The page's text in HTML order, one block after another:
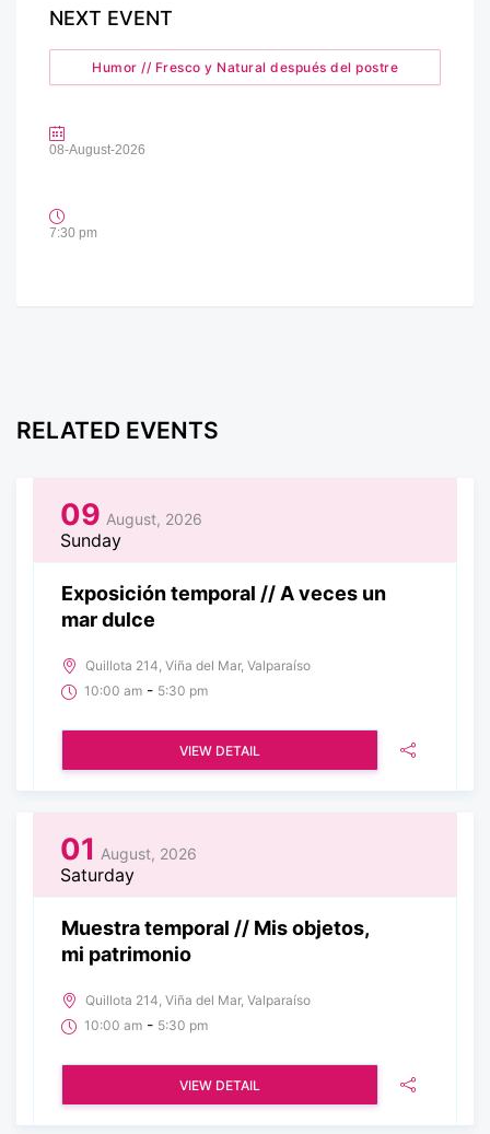
NEXT EVENT
Humor // Fresco y Natural después del postre
08-August-2026
7:30 pm
RELATED EVENTS
09 August, 2026
Sunday
Exposición temporal // A veces un
mar dulce
Quillota 214, Viña del Mar, Valparaíso
10:00 am - 5:30 pm
VIEW DETAIL
01 August, 2026
Saturday
Muestra temporal // Mis objetos,
mi patrimonio
Quillota 214, Viña del Mar, Valparaíso
10:00 am - 5:30 pm
VIEW DETAIL